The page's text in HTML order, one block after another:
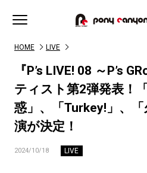
HOME LIVE
『P’s LIVE! 08 ～P’s
ティスト第2弾発表！
惑」、「Turkey!」、
演が決定！
2024/10/18 LIVE